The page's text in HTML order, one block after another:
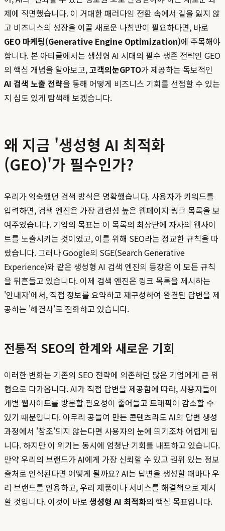
제에 직면했습니다. 이 거대한 패러다임 전환 속에서 길을 잃지 않
고 비즈니스의 성장을 이끌 새로운 나침반이 필요하다면, 바로
GEO 마케팅(Generative Engine Optimization)에 주목해야
합니다. 본 아티클에서는 생성형 AI 시대의 필수 생존 전략인 GEO
의 핵심 개념을 알아보고,고객의눈GPTO가 제공하는 독보적인
AI 검색 노출 전략을 통해 어떻게 비즈니스 기회를 선점할 수 있는
지 심도 있게 탐색해 보겠습니다.
왜 지금 '생성형 AI 최적화
(GEO)'가 필수인가?
우리가 익숙했던 검색 방식은 명확했습니다. 사용자가 키워드를
입력하면, 검색 엔진은 가장 관련성 높은 웹페이지 링크 목록을 보
여주었습니다. 기업의 목표는 이 목록의 최상단에 자사의 웹사이
트를 노출시키는 것이었고, 이를 위해 SEO라는 정교한 규칙을 따
랐습니다. 그러나 Google의 SGE(Search Generative
Experience)와 같은 생성형 AI 검색 엔진의 등장은 이 모든 규칙
을 뒤흔들고 있습니다. 이제 검색 엔진은 링크 목록을 제시하는
'안내자'에서, 직접 정보를 요약하고 재구성하여 완결된 답변을 제
공하는 '해결사'로 진화하고 있습니다.
전통적 SEO의 한계와 새로운 기회
이러한 변화는 기존의 SEO 전략에 의존하던 많은 기업에게 큰 위
협으로 다가옵니다. AI가 직접 답변을 제공함에 따라, 사용자들이
개별 웹사이트를 방문할 필요성이 줄어들고 트래픽이 감소할 수
있기 때문입니다. 아무리 공들여 만든 콘텐츠라도 AI의 답변 생성
과정에서 '참조'되지 않는다면 사용자의 눈에 띄기조차 어렵게 됩
니다. 하지만 이 위기는 동시에 엄청난 기회를 내포하고 있습니다.
만약 우리의 브랜드가 AI에게 가장 신뢰할 수 있고 권위 있는 정보
출처로 인식된다면 어떻게 될까요? AI는 답변을 생성할 때마다 우
리 브랜드를 인용하고, 우리 제품이나 서비스를 해결책으로 제시
할 것입니다. 이것이 바로 생성형 AI 최적화의 핵심 목표입니다.